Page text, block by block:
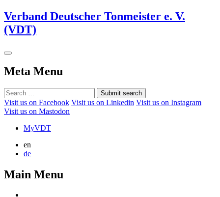
Verband Deutscher Tonmeister e. V.
(VDT)
Meta Menu
Submit search
Visit us on Facebook Visit us on Linkedin Visit us on Instagram
Visit us on Mastodon
MyVDT
en
de
Main Menu